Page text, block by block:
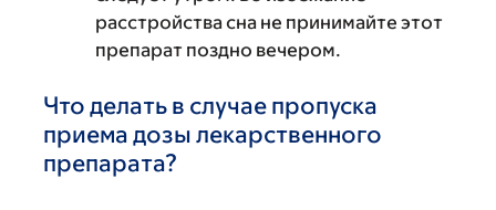
расстройства сна не принимайте этот
препарат поздно вечером.
Что делать в случае пропуска
приема дозы лекарственного
препарата?